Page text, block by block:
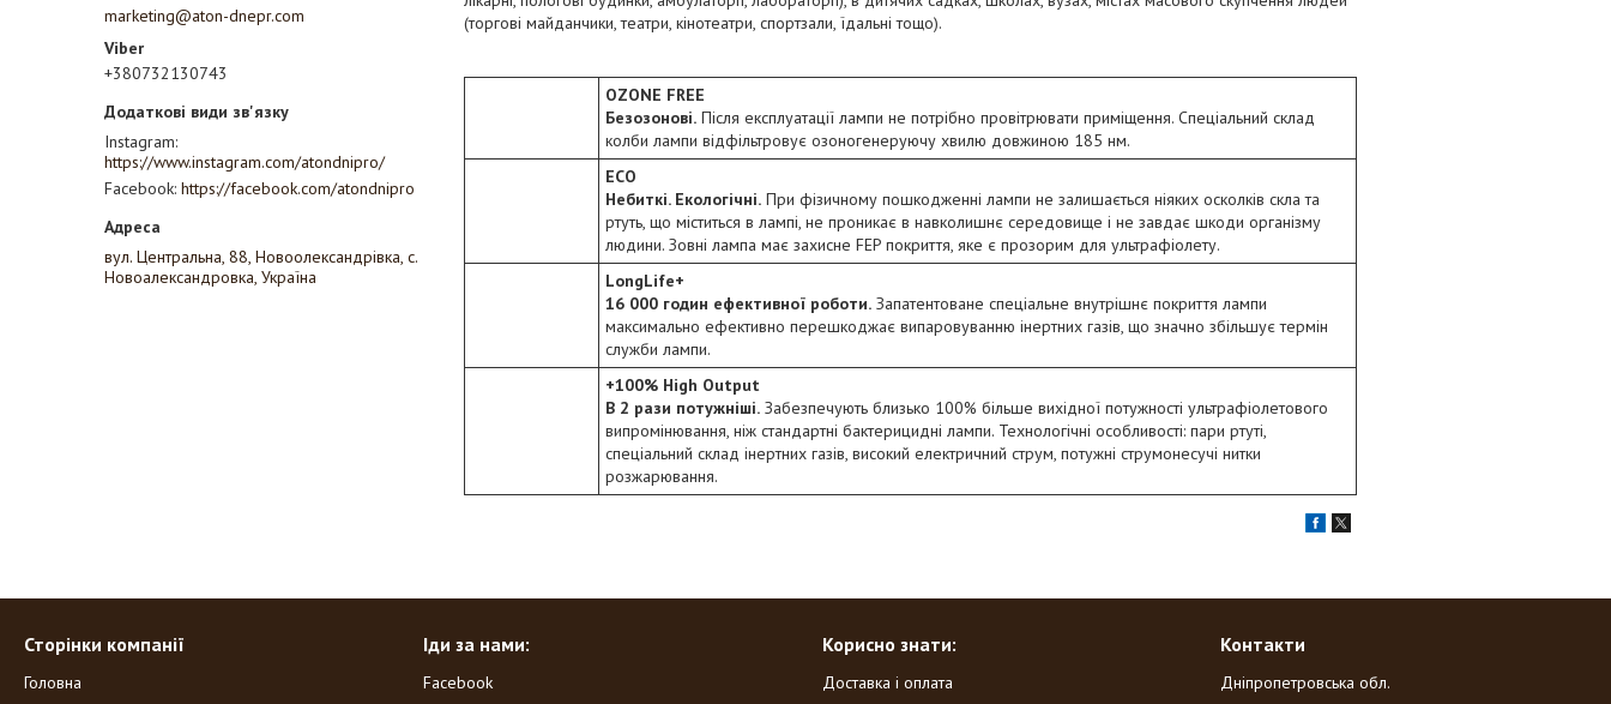
marketing@aton-dnepr.com
+380732130743
Instagram
https://www.instagram.com/atondnipro/
Facebook https://facebook.com/atondnipro
вул. Центральна, 88, Новоолександрівка, с.
Новоалександровка, Україна
(торгові майданчики, театри, кінотеатри, спортзали, їдальні тощо).
OZONE FREE
Безозонові. Після експлуатації лампи не потрібно провітрювати приміщення. Спеціальний склад
колби лампи відфільтровує озоногенеруючу хвилю довжиною 185 нм.
ECO
Небиткі. Екологічні. При фізичному пошкодженні лампи не залишається ніяких осколків скла та
ртуть, що міститься в лампі, не проникає в навколишнє середовище і не завдає шкоди організму
людини. Зовні лампа має захисне FEP покриття, яке є прозорим для ультрафіолету.
LongLife+
16 000 годин ефективної роботи. Запатентоване спеціальне внутрішнє покриття лампи
максимально ефективно перешкоджає випаровуванню інертних газів, що значно збільшує термін
служби лампи.
+100% High Output
В 2 рази потужніші. Забезпечують близько 100% більше вихідної потужності ультрафіолетового
випромінювання, ніж стандартні бактерицидні лампи. Технологічні особливості: пари ртуті,
спеціальний склад інертних газів, високий електричний струм, потужні струмонесучі нитки
розжарювання.
Сторінки компанії
Головна
Іди за нами:
Facebook
Корисно знати:
Доставка і оплата
Контакти
Дніпропетровська обл.